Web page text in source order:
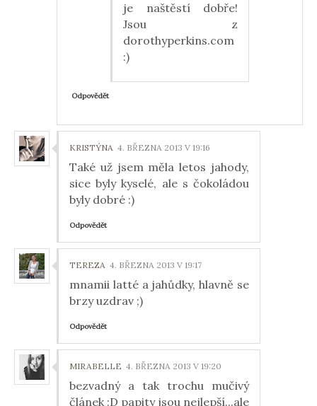
je naštěstí dobře!
Jsou z
dorothyperkins.com
:)
Odpovědět
KRISTÝNA 4. BŘEZNA 2013 V 19:16
Také už jsem měla letos jahody,
sice byly kyselé, ale s čokoládou
byly dobré :)
Odpovědět
TEREZA 4. BŘEZNA 2013 V 19:17
mnamii latté a jahůdky, hlavně se
brzy uzdrav ;)
Odpovědět
MIRABELLE 4. BŘEZNA 2013 V 19:20
bezvadný a tak trochu mučivý
článek :D papity jsou nejlepší...ale